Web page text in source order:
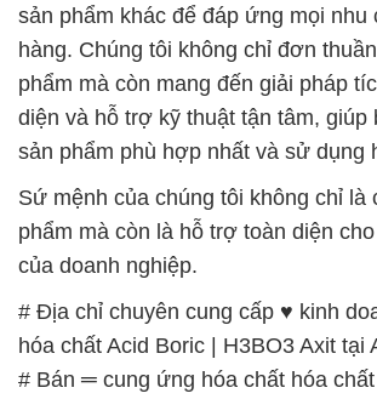
sản phẩm khác để đáp ứng mọi nhu
hàng. Chúng tôi không chỉ đơn
phẩm mà còn mang đến giải pháp
diện và hỗ trợ kỹ thuật tận tâm, giúp
sản phẩm phù hợp nhất và sử dụng
Sứ mệnh của chúng tôi không chỉ là
phẩm mà còn là hỗ trợ toàn diện
của doanh nghiệp.
# Địa chỉ chuyên cung cấp ♥ kinh
hóa chất Acid Boric | H3BO3 Axit tại
# Bán ═ cung ứng hóa chất hóa